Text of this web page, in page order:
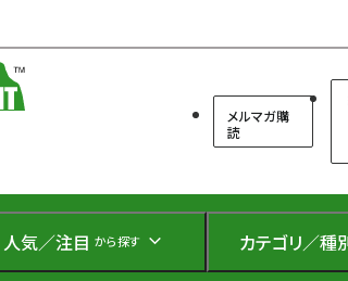
メルマガ購
読
人気／注目 から探す カテゴリ／種